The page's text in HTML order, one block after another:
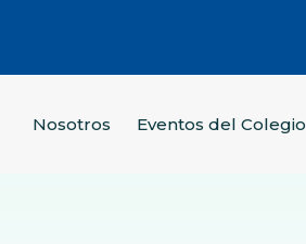
Nosotros Eventos del Colegio